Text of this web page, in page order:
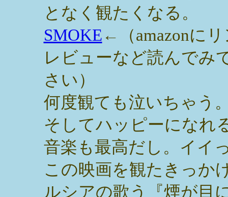
となく観たくなる。
SMOKE←（amazonに
レビューなど読んでみ
さい）
何度観ても泣いちゃう
そしてハッピーになれ
音楽も最高だし。イイ
この映画を観たきっか
ルシアの歌う『煙が目